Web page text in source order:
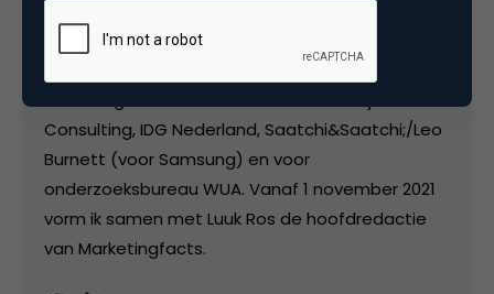
Van april 2007 tot juni 2011 was ik freelance
Consulting, IDG Nederland, Saatchi&Saatchi;/Leo
Burnett (voor Samsung) en voor
onderzoeksbureau WUA. Vanaf 1 november 2021
vorm ik samen met Luuk Ros de hoofdredactie
van Marketingfacts.